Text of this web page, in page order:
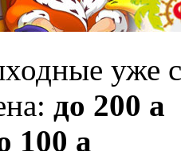
уже
до 200 a
100 a